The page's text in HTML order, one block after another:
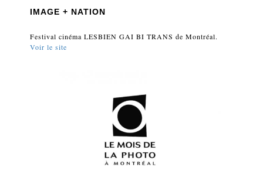
IMAGE + NATION
Festival cinéma LESBIEN GAI BI TRANS de Montréal.
Voir le site